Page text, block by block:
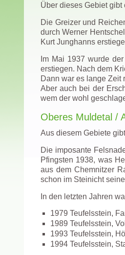
Über dieses Gebiet
Die Greizer und
durch Werner
Kurt Junghanns
Im Mai 1937 wurde
erstiegen. Nach dem
Dann war es lange Zeit
Aber auch bei der
wem der wohl
Oberes Muldetal /
Aus diesem Gebiete
Die imposante
Pfingsten 1938, was
aus dem Chemnitzer
schon im Steinicht
In den letzten Jahren
1979 Teufelsstein,
1989 Teufelsstein,
1993 Teufelsstein,
1994 Teufelsstein,